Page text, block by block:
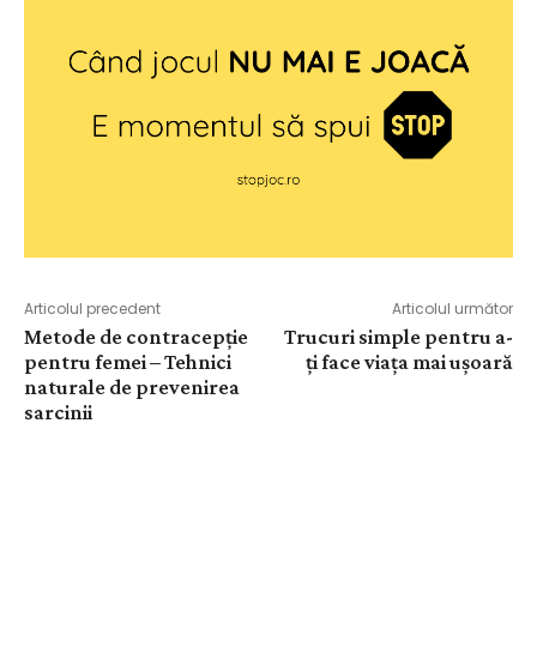
Articolul precedent
Metode de contracepție
pentru femei – Tehnici
naturale de prevenirea
sarcinii
Articolul următor
Trucuri simple pentru a-
ți face viața mai ușoară